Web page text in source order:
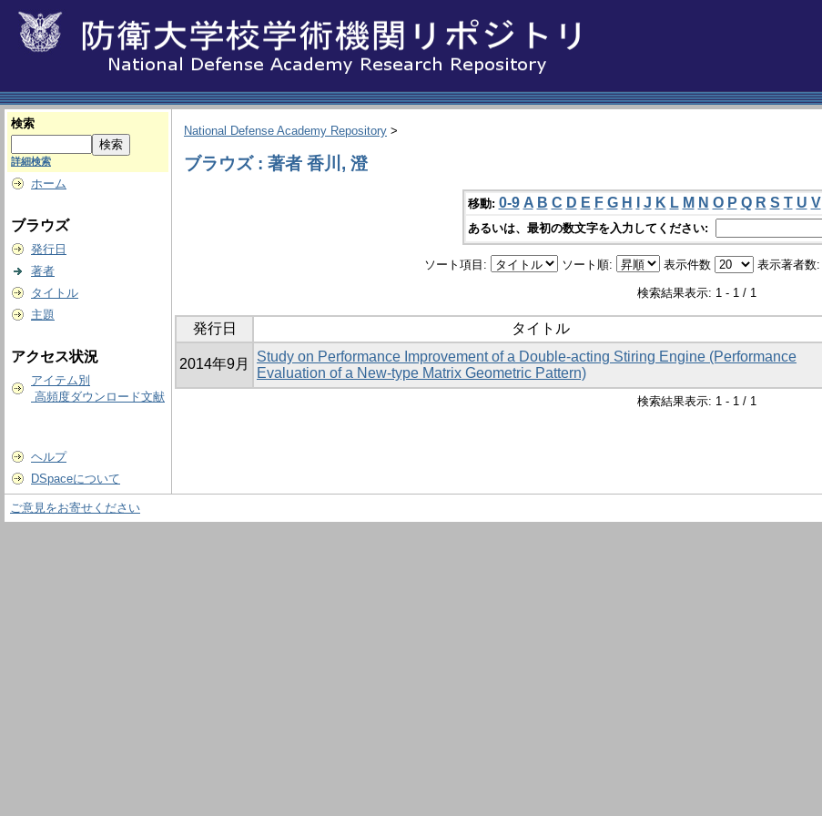
検索
詳細検索
ホーム
ブラウズ
発行日
著者
タイトル
主題
アクセス状況
アイテム別
高頻度ダウンロード文献
ヘルプ
DSpaceについて
National Defense Academy Repository >
ブラウズ : 著者 香川, 澄
移動: 0-9 A B C D E F G H J K L M N O P Q R S T U V
あるいは、最初の数文字を入力してください:
ソート項目: ソート順: 表示件数 表示著者数:
検索結果表示: 1 - 1 / 1
発行日 タイトル
2014年9月
Study on Performance Improvement of a Double-acting Stiring Engine (Performance
Evaluation of a New-type Matrix Geometric Pattern)
検索結果表示: 1 - 1 / 1
ご意見をお寄せください